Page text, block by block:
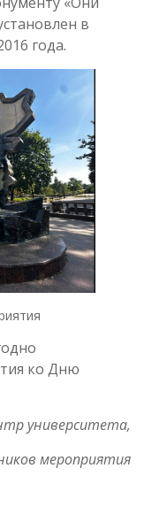
в
года.
ко Дню
университета,
мероприятия